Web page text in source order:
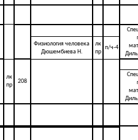
Физиология человека
Дюшембиева Н.
лк
пр
п/ч-4
лк
пр
208